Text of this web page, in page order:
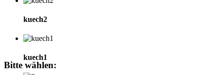
kuech2
kuech1
Bitte wählen: